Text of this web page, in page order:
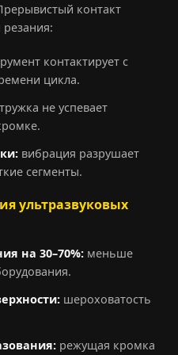
контакт
контактирует с
цикла.
не успевает
вибрация разрушает
сегменты.
ультразвуковых
на 30–70%: меньше
шероховатость
режущая кромка